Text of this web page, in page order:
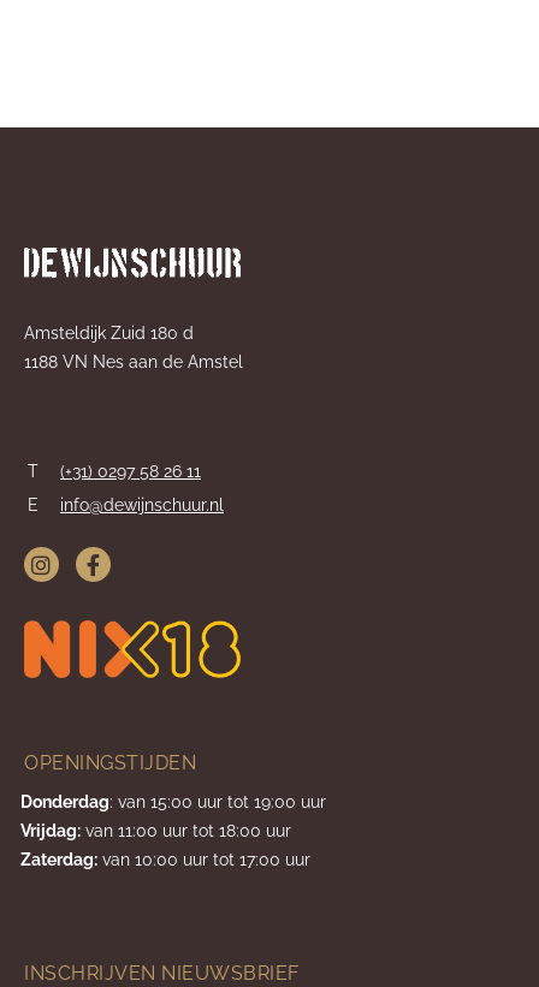
Amsteldijk Zuid 180 d
1188 VN Nes aan de Amstel
T
(+31) 0297 58 26 11
E
info@dewijnschuur.nl
OPENINGSTIJDEN
Donderdag: van 15:00 uur tot 19:00 uur
Vrijdag: van 11:00 uur tot 18:00 uur
Zaterdag: van 10:00 uur tot 17:00 uur
INSCHRIJVEN NIEUWSBRIEF